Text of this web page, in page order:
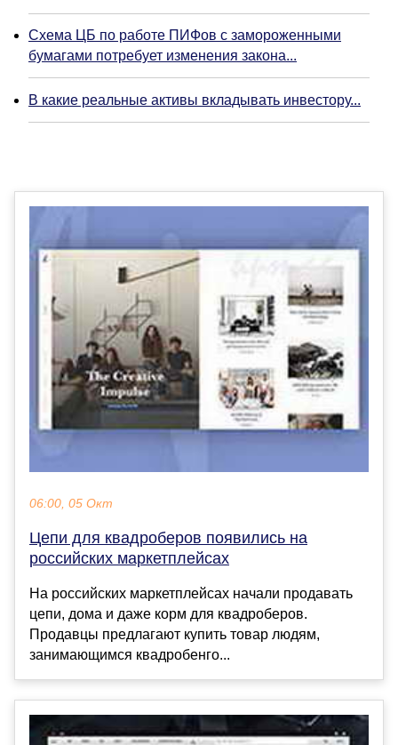
Схема ЦБ по работе ПИФов с замороженными
бумагами потребует изменения закона...
В какие реальные активы вкладывать инвестору...
06:00, 05 Окт
Цепи для квадроберов появились на
российских маркетплейсах
На российских маркетплейсах начали продавать
цепи, дома и даже корм для квадроберов.
Продавцы предлагают купить товар людям,
занимающимся квадробенго...